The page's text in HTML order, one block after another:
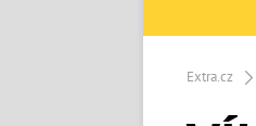
Extra.cz